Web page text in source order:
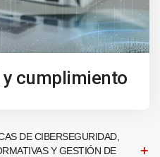
cumplimiento
DE CIBERSEGURIDAD,
Y GESTIÓN DE